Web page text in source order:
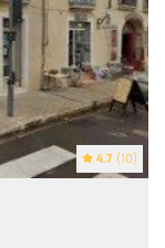
4.7 (10)